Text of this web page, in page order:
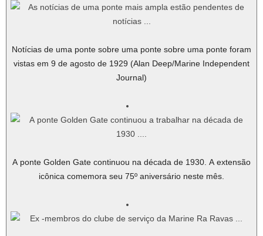
Notícias de uma ponte sobre uma ponte sobre uma ponte foram
vistas em 9 de agosto de 1929 (Alan Deep/Marine Independent
Journal)
A ponte Golden Gate continuou na década de 1930. A extensão
icônica comemora seu 75º aniversário neste mês.